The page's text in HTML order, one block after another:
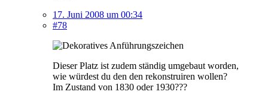
17. Juni 2008 um 00:34
#78
Dieser Platz ist zudem ständig umgebaut worden,
wie würdest du den den rekonstruiren wollen?
Im Zustand von 1830 oder 1930???